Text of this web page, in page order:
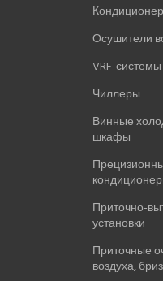
Осушители
VRF-системы
Чиллеры
Винные
шкафы
Приточно-
установки
Приточные
воздуха,